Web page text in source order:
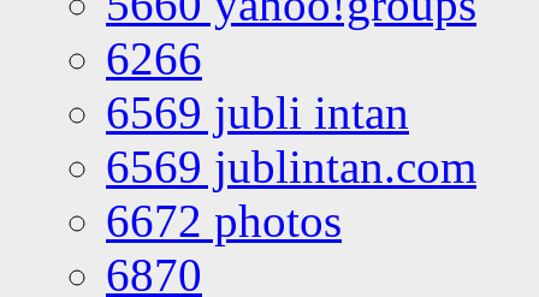
6266
6569 jubli intan
6569 jublintan.com
6672 photos
6870